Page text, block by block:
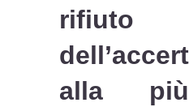
rifiuto
alla